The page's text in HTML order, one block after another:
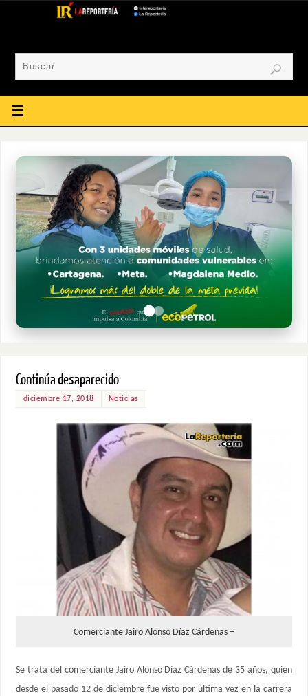
Continúa desaparecido
diciembre 17, 2018 Noticias
Comerciante Jairo Alonso Díaz Cárdenas –
Se trata del comerciante Jairo Alonso Díaz Cárdenas de 35 años, quien
desde el pasado 12 de diciembre fue visto por última vez en la carrera